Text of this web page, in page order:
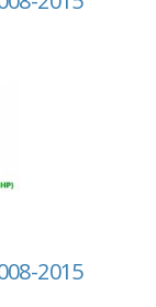
2015